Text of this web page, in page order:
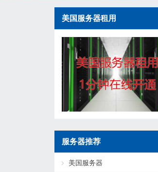
美国服务器租用
服务器推荐
美国服务器